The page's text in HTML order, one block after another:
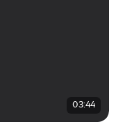
03:44